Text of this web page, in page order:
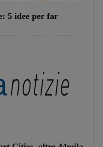
5 idee per far